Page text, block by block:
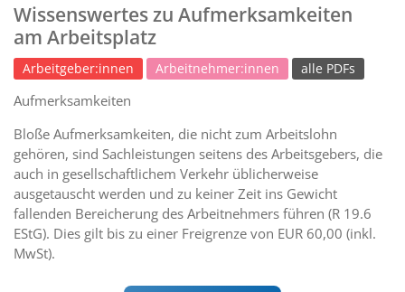
Wissenswertes zu Aufmerksamkeiten
am Arbeitsplatz
Arbeitgeber:innen Arbeitnehmer:innen alle PDFs
Aufmerksamkeiten
Bloße Aufmerksamkeiten, die nicht zum Arbeitslohn
gehören, sind Sachleistungen seitens des Arbeitsgebers, die
auch in gesellschaftlichem Verkehr üblicherweise
ausgetauscht werden und zu keiner Zeit ins Gewicht
fallenden Bereicherung des Arbeitnehmers führen (R 19.6
EStG). Dies gilt bis zu einer Freigrenze von EUR 60,00 (inkl.
MwSt).